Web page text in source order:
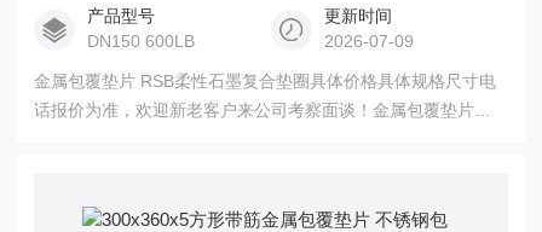
产品型号
DN150 600LB
更新时间
2026-07-09
金属包覆垫片 RSB柔性石墨复合垫圈具体价格具体规格尺寸电
话报价为准，欢迎新老客户来公司考察面谈！金属包覆垫片优
温650度)包覆垫、包石棉包覆垫，包陶瓷纤维(1400度)包覆垫